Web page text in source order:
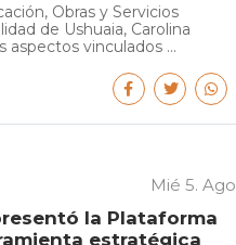
Obras y Servicios
de Ushuaia, Carolina
aspectos vinculados ...
Mié 5. Ago
la Plataforma
estratégica